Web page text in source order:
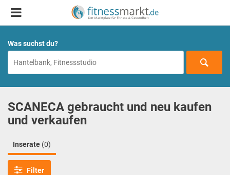
Was suchst du?
SCANECA gebraucht und neu kaufen
und verkaufen
Inserate (0)
Filter